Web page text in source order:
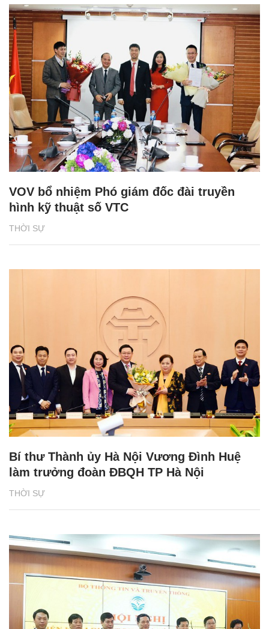
THỜI SỰ
VOV bổ nhiệm Phó giám đốc đài truyền
hình kỹ thuật số VTC
THỜI SỰ
Bí thư Thành ủy Hà Nội Vương Đình Huệ
làm trưởng đoàn ĐBQH TP Hà Nội